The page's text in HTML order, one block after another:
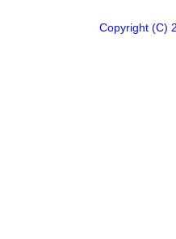
Copyright (C)